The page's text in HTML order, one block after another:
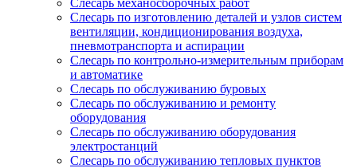
Слесарь механосборочных работ
Слесарь по изготовлению деталей и узлов систем
вентиляции, кондиционирования воздуха,
пневмотранспорта и аспирации
Слесарь по контрольно-измерительным приборам
и автоматике
Слесарь по обслуживанию буровых
Слесарь по обслуживанию и ремонту
оборудования
Слесарь по обслуживанию оборудования
электростанций
Слесарь по обслуживанию тепловых пунктов